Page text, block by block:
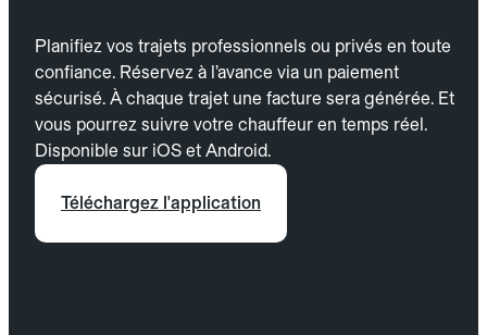
Planifiez vos trajets professionnels ou privés en toute
confiance. Réservez à l’avance via un paiement
sécurisé. À chaque trajet une facture sera générée. Et
vous pourrez suivre votre chauffeur en temps réel.
Disponible sur iOS et Android.
Téléchargez l'application